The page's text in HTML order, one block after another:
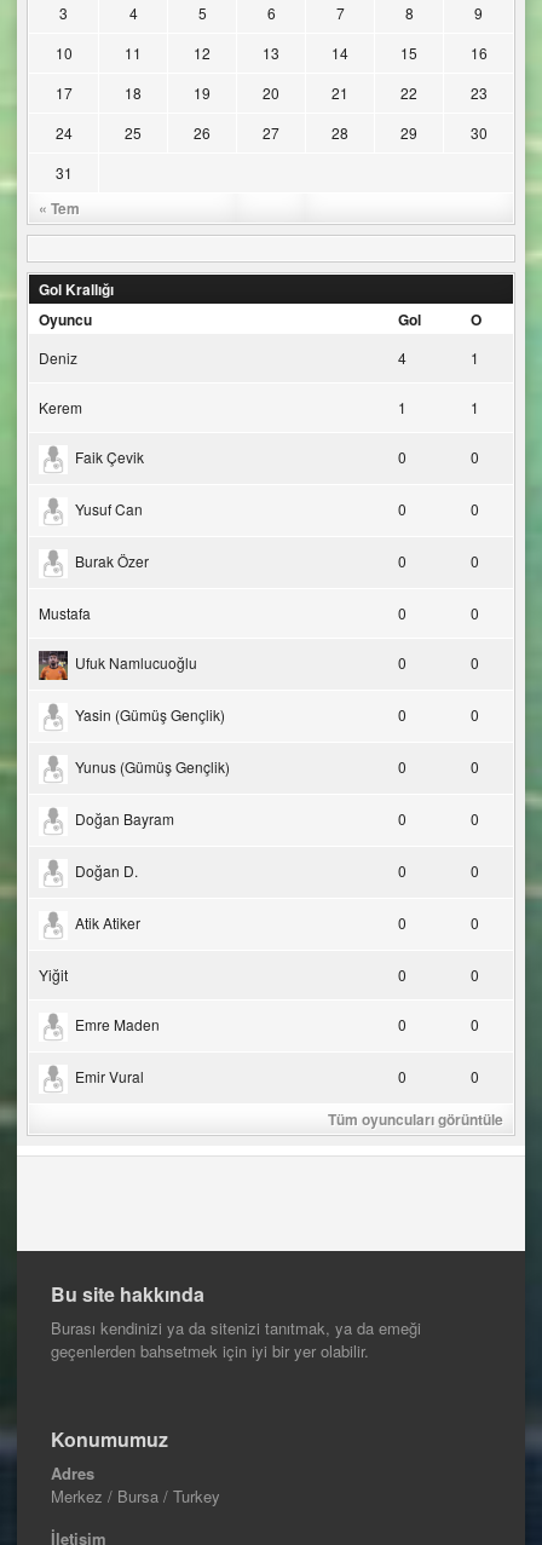
« Tem
3 4 5 6 7 8
9
10
11 12 13 14 15
16
17
18 19 20 21 22
23
24
25 26 27 28 29
30
31
Gol Krallığı
Oyuncu
Gol O
Deniz 4 1
Kerem 1 1
Faik Çevik 0 0
Yusuf Can 0 0
Burak Özer 0 0
Mustafa 0 0
Ufuk Namlucuoğlu 0 0
Yasin (Gümüş Gençlik) 0 0
Yunus (Gümüş Gençlik) 0 0
Doğan Bayram 0 0
Doğan D. 0 0
Atik Atiker 0 0
Yiğit 0 0
Emre Maden 0 0
Emir Vural 0 0
Tüm oyuncuları görüntüle
Bu site hakkında
Burası kendinizi ya da sitenizi tanıtmak, ya da emeği
geçenlerden bahsetmek için iyi bir yer olabilir.
Konumumuz
Adres
Merkez / Bursa / Turkey
İletişim